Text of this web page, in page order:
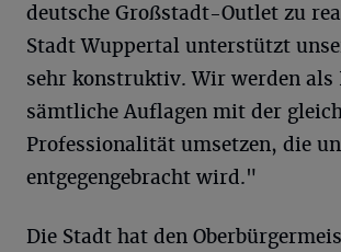
deutsche Großstadt-Outlet zu
Stadt Wuppertal unterstützt
sehr konstruktiv. Wir werden als
sämtliche Auflagen mit der
Professionalität umsetzen, die
entgegengebracht wird."
Die Stadt hat den